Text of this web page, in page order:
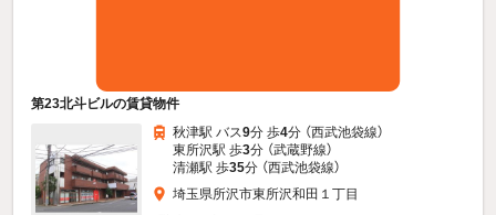
第23北斗ビルの賃貸物件
秋津駅 バス9分 歩4分 （西武池袋線）
東所沢駅 歩3分 （武蔵野線）
清瀬駅 歩35分 （西武池袋線）
埼玉県所沢市東所沢和田１丁目